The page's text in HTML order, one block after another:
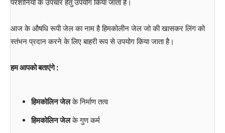
परेशानियों के उपचार हेतु उपयोग किया जाता है।
आज के औषधि रूपी जेल का नाम है हिमकोलीन जेल जो की खासकर लिंग को
स्तंभन प्रदान करने के लिए बाहरी रूप से उपयोग किया जाता है।
हम आपको बताएंगे :
हिमकोलिन जेलके निर्माण तत्व
हिमकोलिन जेलके गुण कर्म